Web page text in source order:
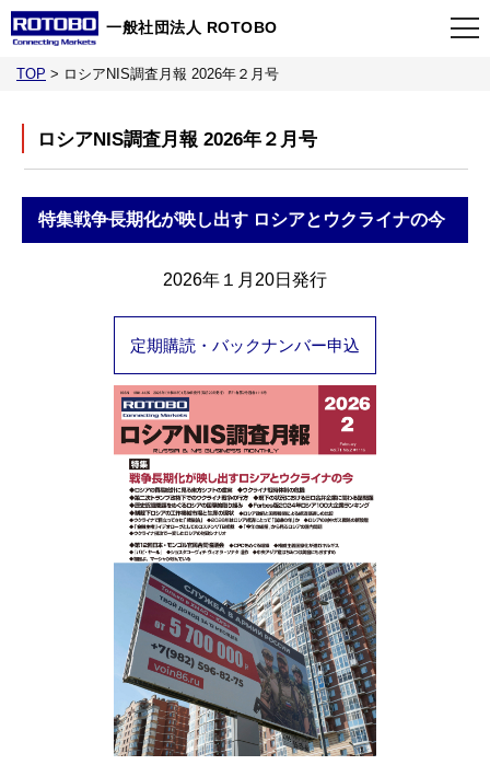
一般社団法人 ROTOBO
当会について
TOP > ロシアNIS調査月報 2026年２月号
ロシアNIS調査月報 2026年２月号
特集戦争長期化が映し出す ロシアとウクライナの今
2026年１月20日発行
定期購読・バックナンバー申込